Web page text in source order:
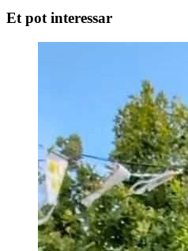
Et pot interessar